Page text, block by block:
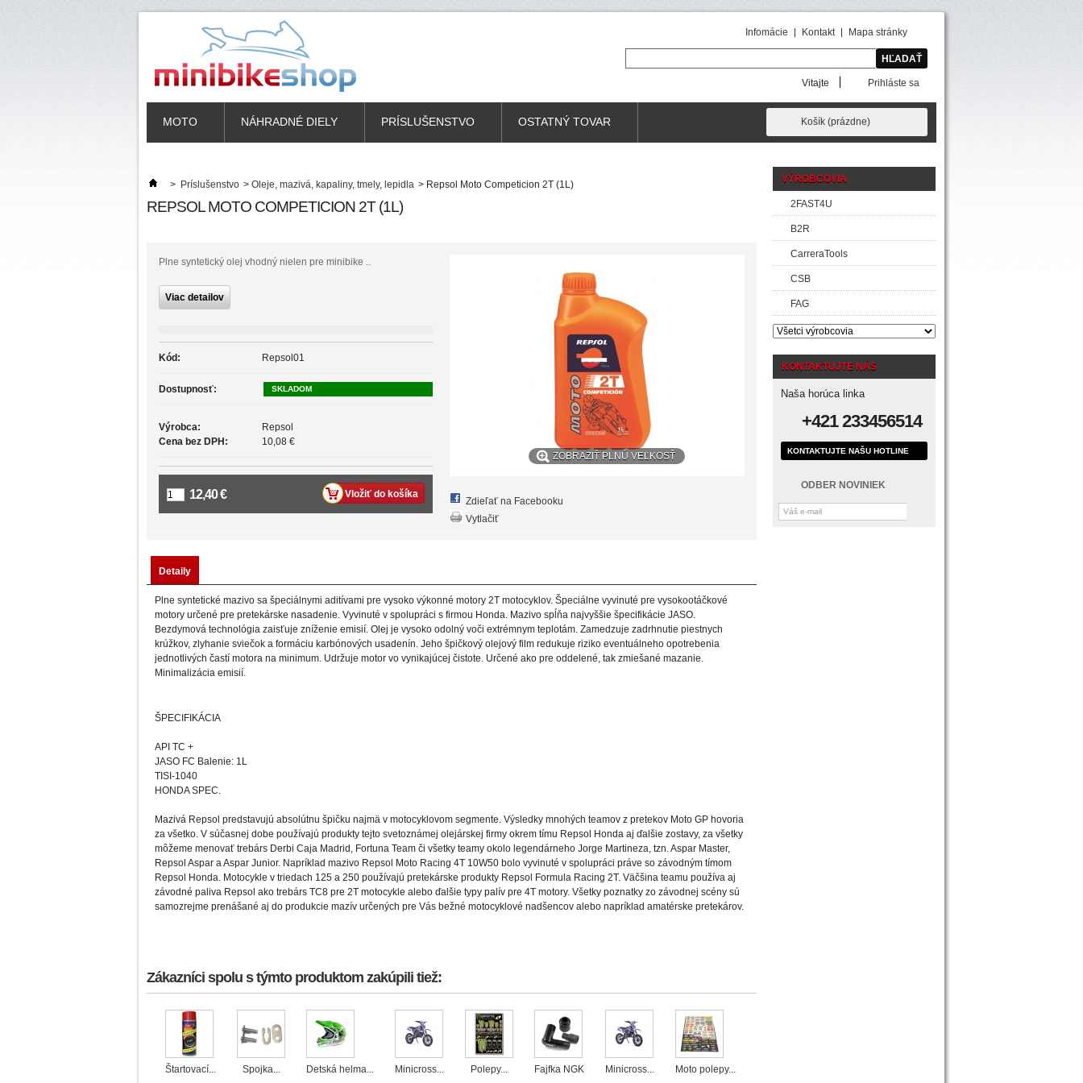
Infomácie Kontakt Mapa stránky
Košík (prázdne)
Vitajte Prihláste sa
MOTO NÁHRADNÉ DIELY PRÍSLUŠENSTVO OSTATNÝ TOVAR
VÝROBCOVIA
2FAST4U
B2R
CarreraTools
CSB
FAG
KONTAKTUJTE NÁS
Naša horúca linka
+421 233456514
KONTAKTUJTE NAŠU HOTLINE
ODBER NOVINIEK
> Príslušenstvo > Oleje, mazivá, kapaliny, tmely, lepidla > Repsol Moto Competicion 2T (1L)
REPSOL MOTO COMPETICION 2T (1L)
ZOBRAZIŤ PLNÚ VEĽKOSŤ
Zdieľať na Facebooku
Vytlačiť
Plne syntetický olej vhodný nielen pre minibike ..
Viac detailov
Kód: Repsol01
Dostupnosť: SKLADOM
Výrobca:
Repsol
Cena bez DPH:
10,08 €
12,40 €
Detaily
Plne syntetické mazivo sa špeciálnymi aditívami pre vysoko výkonné motory 2T motocyklov. Špeciálne vyvinuté pre vysokootáčkové
motory určené pre pretekárske nasadenie. Vyvinuté v spolupráci s firmou Honda. Mazivo spĺňa najvyššie špecifikácie JASO.
Bezdymová technológia zaisťuje zníženie emisií. Olej je vysoko odolný voči extrémnym teplotám. Zamedzuje zadrhnutie piestnych
krúžkov, zlyhanie sviečok a formáciu karbónových usadenín. Jeho špičkový olejový film redukuje riziko eventuálneho opotrebenia
jednotlivých častí motora na minimum. Udržuje motor vo vynikajúcej čistote. Určené ako pre oddelené, tak zmiešané mazanie.
Minimalizácia emisií.
ŠPECIFIKÁCIA
API TC +
JASO FC Balenie: 1L
TISI-1040
HONDA SPEC.
Mazivá Repsol predstavujú absolútnu špičku najmä v motocyklovom segmente. Výsledky mnohých teamov z pretekov Moto GP hovoria
za všetko. V súčasnej dobe používajú produkty tejto svetoznámej olejárskej firmy okrem tímu Repsol Honda aj ďalšie zostavy, za všetky
môžeme menovať trebárs Derbi Caja Madrid, Fortuna Team či všetky teamy okolo legendárneho Jorge Martineza, tzn. Aspar Master,
Repsol Aspar a Aspar Junior. Napríklad mazivo Repsol Moto Racing 4T 10W50 bolo vyvinuté v spolupráci práve so závodným tímom
Repsol Honda. Motocykle v triedach 125 a 250 používajú pretekárske produkty Repsol Formula Racing 2T. Väčšina teamu používa aj
závodné paliva Repsol ako trebárs TC8 pre 2T motocykle alebo ďalšie typy palív pre 4T motory. Všetky poznatky zo závodnej scény sú
samozrejme prenášané aj do produkcie mazív určených pre Vás bežné motocyklové nadšencov alebo napríklad amatérske pretekárov.
Zákazníci spolu s týmto produktom zakúpili tiež:
Štartovací... Spojka... Detská helma... Minicross... Polepy... Fajfka NGK Minicross... Moto polepy...